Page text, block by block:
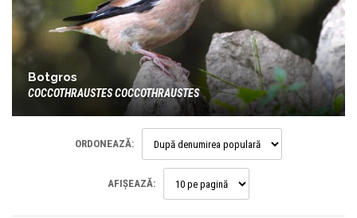
Botgros
COCCOTHRAUSTES COCCOTHRAUSTES
ORDONEAZĂ:
AFIȘEAZĂ: